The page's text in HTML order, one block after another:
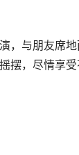
，与朋友席
摆，尽情享受